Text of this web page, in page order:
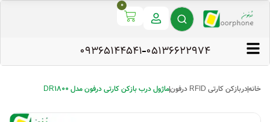
0
۰۵۱۳۶۶۲۲۹۷۴ 09365144541
خانهدربازکن کارتی RFID درفون ماژول درب بازکن کارتی درفون مدل DR1800